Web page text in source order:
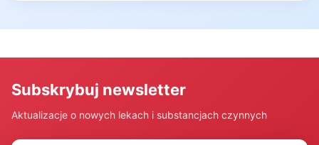
Subskrybuj newsletter
Aktualizacje o nowych lekach i substancjach czynnych